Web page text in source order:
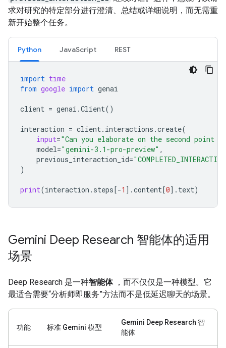
求对研究的特定部分进行澄清、总结或详细说明，而无需重
新开始整个任务。
Python JavaScript REST
import time
from google import genai
client = genai .Client()
interaction = client. interactions .create(
input="Can you elaborate on the second point
model="gemini-3.1-pro-preview" ,
previous_interaction_id=
)
print(interaction . steps[-1 ] .content[0] . text)
Gemini Deep Research 智能体的适用
场景
Deep Research 是一种智能体，而不仅仅是一种模型。它
最适合需要“分析师即服务”方法而不是低延迟聊天的场景。
功能 标准 Gemini 模型
Gemini Deep Research 智
能体